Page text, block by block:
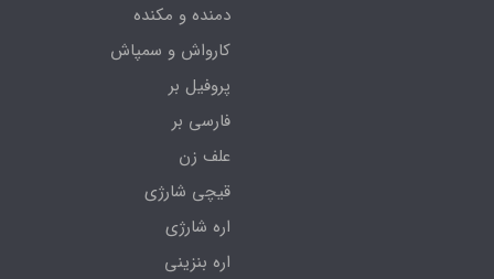
دمنده و مکنده
کارواش و سمپاش
پروفیل بر
فارسی بر
علف زن
قیچی شارژی
اره شارژی
اره بنزینی